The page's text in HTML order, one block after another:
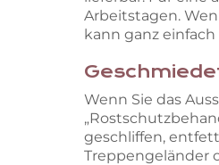
Arbeitstagen.
kann ganz
Wenn Sie das
geschliffen,
Treppengeländer